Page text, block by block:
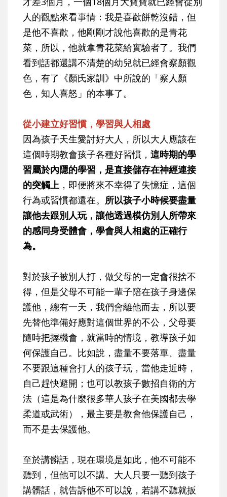
人的觀點來看事情：我是喜歡餅乾沒錯，但
是他不喜歡，他剛剛才說他喜歡的是青花
菜，所以，他就拿青花菜給實驗者了。我們
看到話都還講不清楚的幼兒就已經會察顏觀
色，有了《顏氏家訓》中所說的「察人顏
色，知人喜怒」的本事了。
從小建立好習慣，學習與人相處
因為孩子天生愛討好大人，所以大人應該在
這個時期教會孩子各種好習慣， 這時期的學
習屬於內隱的學習，是直接儲存在神經連接
的突觸上 ，即便將來不幸得了失憶症，這個
行為或習慣都還在。 所以孩子小時候要盡量
讓他去跟別人玩，讓他透過模仿別人所帶來
的感同身受體會，學會與人相處的正確行
為。
對於孩子被別人打，做父母的一定會很捨不
得，但是父母不可能一輩子陪在孩子身邊保
護他，總有一天，我們會離他而去，所以要
先替他準備好應對這個世界的不公，父母要
隨時把握機會，就當時的情境，教導孩子如
何保護自己。比如說，盡量不要落單、盡量
不要跟這種會打人的孩子玩，當他走近時，
自己趕快避開；也可以教孩子數招自衛的方
法（這是為什麼很多華人孩子在美國都去學
柔道或武術），最主要是教會他保護自己，
而不是去保護他。
至於講髒話，現在環境是如此，他不可能不
聽到，但他可以不講。大人只要一聽到孩子
講髒話，就告訴他不可以說，若講不聽就扳